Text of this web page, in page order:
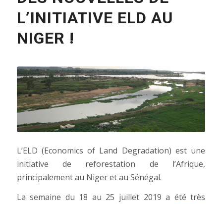
L’INITIATIVE ELD AU
NIGER !
L’ELD (Economics of Land Degradation) est une
initiative de reforestation de l’Afrique,
principalement au Niger et au Sénégal.
La semaine du 18 au 25 juillet 2019 a été très